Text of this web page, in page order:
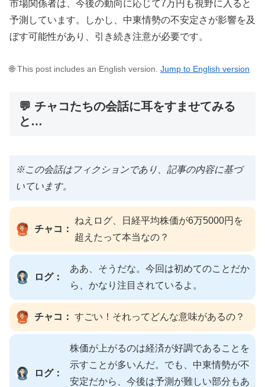
市場関係者は、今後の動向に応じて7万円も視野に入ると
予測しています。しかし、中東情勢の不安定さが影響を及
ぼす可能性があり、引き続き注意が必要です。
🌐 This post includes an English version. Jump to English version
💬 チャコたちの会話に耳をすませてみる
と…
※この会話はフィクションであり、記事の内容に基づ
いています。
チャコ：
ねえログ、日経平均株価が6万5000円を
超えたって本当なの？
ログ：
ああ、そうだな。今回は初めてのことだか
ら、かなり注目されているよ。
チャコ： すごい！それってどんな意味があるの？
ログ：
株価が上がるのは経済が好調であることを
示すことが多いんだ。でも、中東情勢が不
安定だから、今後は予測が難しい部分もあ